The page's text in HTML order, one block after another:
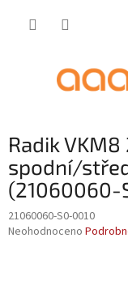
Radik
spodní/
(21060060-
21060060-S0-0010
Průměrné
Neohodnoceno